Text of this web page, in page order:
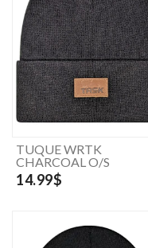
TUQUE WRTK
CHARCOAL O/S
14.99$